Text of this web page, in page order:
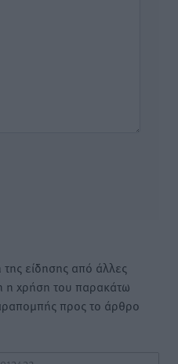
είδησης από άλλες
η χρήση του παρακάτω
προς το άρθρο